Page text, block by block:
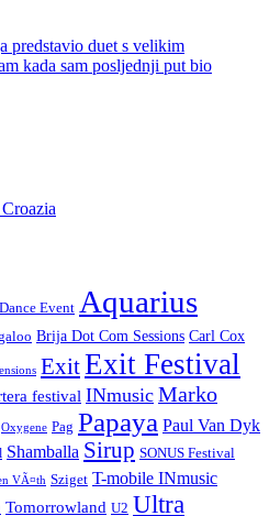
predstavio duet s velikim
kada sam posljednji put bio
Event Aquarius
Brija Dot Com Sessions Carl Cox
ExitExit Festival
festival INmusic Marko
Oxygene Pag Papaya Paul Van Dyk
Shamballa Sirup SONUS Festival
VÃ¤th Sziget T-mobile INmusic
Tomorrowland U2 Ultra